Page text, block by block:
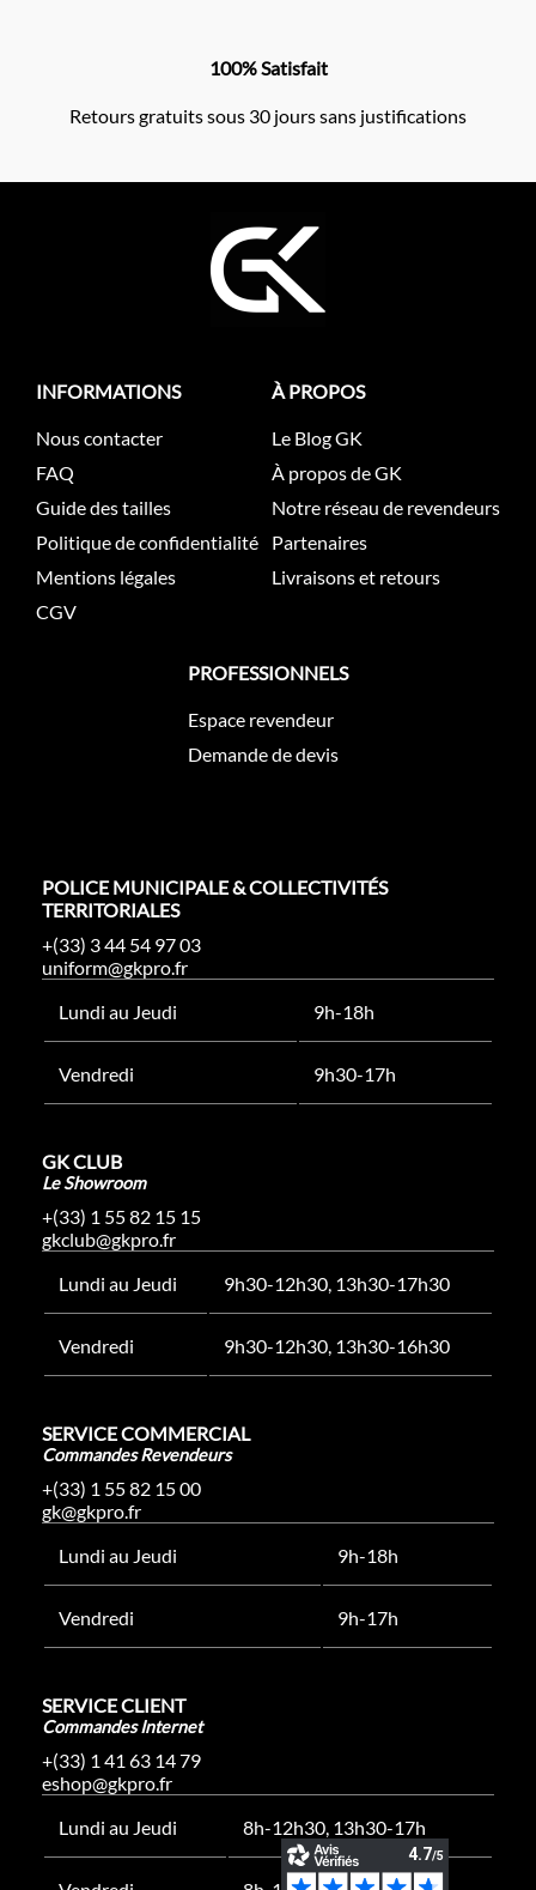
100% Satisfait
Retours gratuits sous 30 jours sans justifications
INFORMATIONS
Nous contacter
FAQ
Guide des tailles
Politique de confidentialité
Mentions légales
CGV
À PROPOS
Le Blog GK
À propos de GK
Notre réseau de revendeurs
Partenaires
Livraisons et retours
PROFESSIONNELS
Espace revendeur
Demande de devis
POLICE MUNICIPALE & COLLECTIVITÉS
TERRITORIALES
+(33) 3 44 54 97 03
uniform@gkpro.fr
Lundi au Jeudi
9h-18h
Vendredi 9h30-17h
GK CLUB
Le Showroom
+(33) 1 55 82 15 15
gkclub@gkpro.fr
Lundi au Jeudi
9h30-12h30, 13h30-17h30
Vendredi 9h30-12h30, 13h30-16h30
SERVICE COMMERCIAL
Commandes Revendeurs
+(33) 1 55 82 15 00
gk@gkpro.fr
Lundi au Jeudi
9h-18h
Vendredi 9h-17h
SERVICE CLIENT
Commandes Internet
+(33) 1 41 63 14 79
eshop@gkpro.fr
Lundi au Jeudi
8h-12h30, 13h30-17h